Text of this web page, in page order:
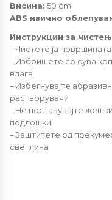
Висина: 50 cm
ABS ивично
Инструкции за
– Чистете ја
– Избришете со сува
влага
– Избегнувајте
растворувачи
– Не поставувајте
подлошки
– Заштитете од
светлина